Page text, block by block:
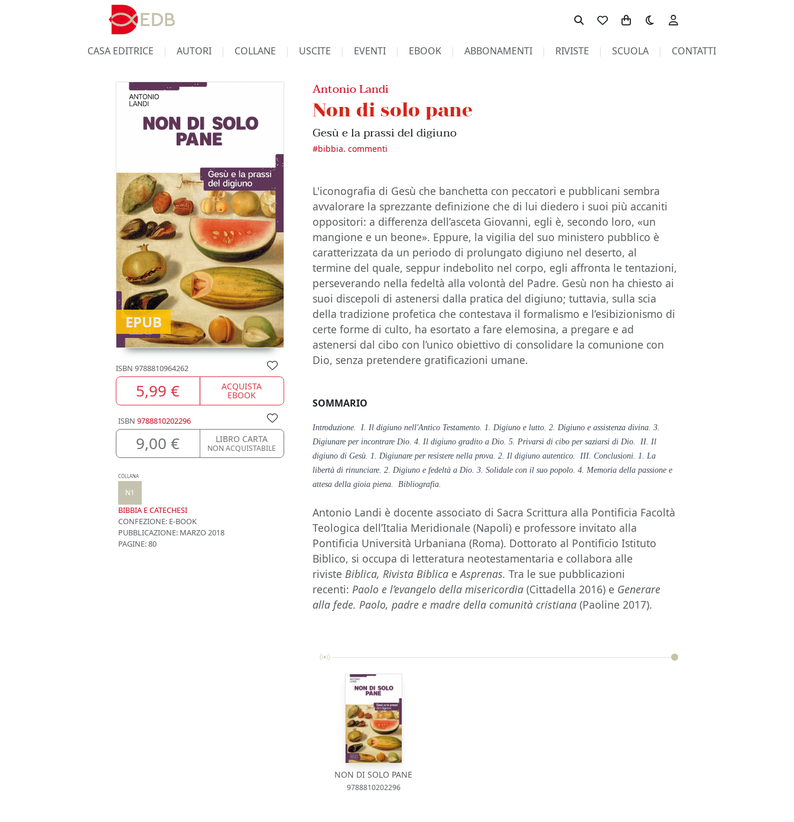
Toggle theme
CASA EDITRICE AUTORI COLLANE USCITE EVENTI EBOOK ABBONAMENTI RIVISTE SCUOLA CONTATTI
EPUB
ISBN 9788810964262
5,99 € ACQUISTA
EBOOK
ISBN 9788810202296
9,00 € LIBRO CARTA
NON ACQUISTABILE
COLLANA
N1
BIBBIA E CATECHESI
CONFEZIONE: E-BOOK
PUBBLICAZIONE: MARZO 2018
PAGINE: 80
Antonio Landi
Non di solo pane
Gesù e la prassi del digiuno
#bibbia. commenti
L'iconografia di Gesù che banchetta con peccatori e pubblicani sembra
avvalorare la sprezzante definizione che di lui diedero i suoi più accaniti
oppositori: a differenza dell’asceta Giovanni, egli è, secondo loro, «un
mangione e un beone». Eppure, la vigilia del suo ministero pubblico è
caratterizzata da un periodo di prolungato digiuno nel deserto, al
termine del quale, seppur indebolito nel corpo, egli affronta le tentazioni,
perseverando nella fedeltà alla volontà del Padre. Gesù non ha chiesto ai
suoi discepoli di astenersi dalla pratica del digiuno; tuttavia, sulla scia
della tradizione profetica che contestava il formalismo e l’esibizionismo di
certe forme di culto, ha esortato a fare elemosina, a pregare e ad
astenersi dal cibo con l’unico obiettivo di consolidare la comunione con
Dio, senza pretendere gratificazioni umane.
SOMMARIO
Introduzione. I. Il digiuno nell'Antico Testamento. 1. Digiuno e lutto. 2. Digiuno e assistenza divina. 3.
Digiunare per incontrare Dio. 4. Il digiuno gradito a Dio. 5. Privarsi di cibo per saziarsi di Dio. II. Il
digiuno di Gesù. 1. Digiunare per resistere nella prova. 2. Il digiuno autentico. III. Conclusioni. 1. La
libertà di rinunciare. 2. Digiuno e fedeltà a Dio. 3. Solidale con il suo popolo. 4. Memoria della passione e
attesa della gioia piena. Bibliografia.
Antonio Landi è docente associato di Sacra Scrittura alla Pontificia Facoltà
Teologica dell’Italia Meridionale (Napoli) e professore invitato alla
Pontificia Università Urbaniana (Roma). Dottorato al Pontificio Istituto
Biblico, si occupa di letteratura neotestamentaria e collabora alle
rivisteBiblica, Rivista Biblica eAsprenas.Tra le sue pubblicazioni
recenti:Paolo e l’evangelo della misericordia(Cittadella 2016) e Generare
alla fede. Paolo, padre e madre della comunità cristiana(Paoline 2017).
NON DI SOLO PANE
9788810202296